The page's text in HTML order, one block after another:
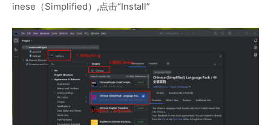
inese（Simplified）,点击“Install”